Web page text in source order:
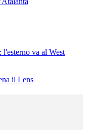
va al West
il Lens